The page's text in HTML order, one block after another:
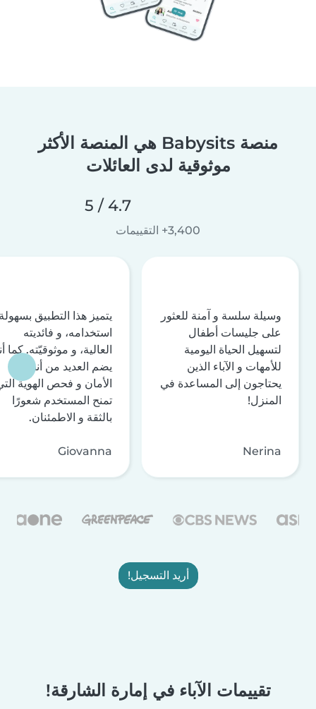
منصة Babysits هي المنصة الأكثر
موثوقية لدى العائلات
4.7 / 5
3,400+ التقييمات
وسيلة سلسة و آمنة للعثور
على جليسات أطفال
لتسهيل الحياة اليومية
للأمهات و الآباء الذين
يحتاجون إلى المساعدة في
المنزل!
Nerina
يتميز هذا التطبيق
استخدامه، و فائديته
العالية، و موثوقيّته. كما
يضم العديد من أنظمة
الأمان و فحص الهوية
تمنح المستخدم شعورًا
بالثقة و الاطمئنان.
Giovanna
أريد التسجيل!
تقييمات الآباء في إمارة الشارقة!